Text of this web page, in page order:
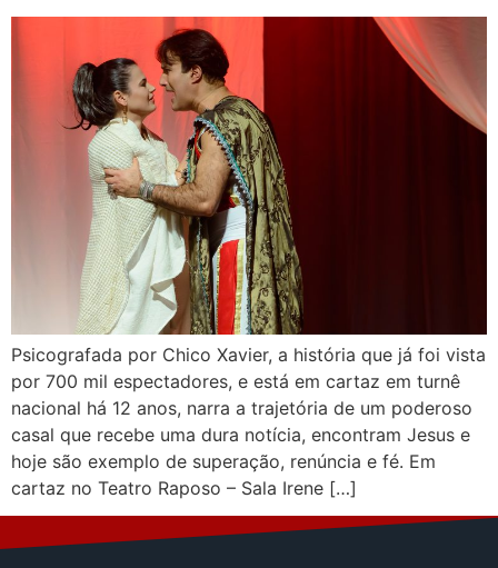
Psicografada por Chico Xavier, a história que já foi vista
por 700 mil espectadores, e está em cartaz em turnê
nacional há 12 anos, narra a trajetória de um poderoso
casal que recebe uma dura notícia, encontram Jesus e
hoje são exemplo de superação, renúncia e fé. Em
cartaz no Teatro Raposo – Sala Irene […]